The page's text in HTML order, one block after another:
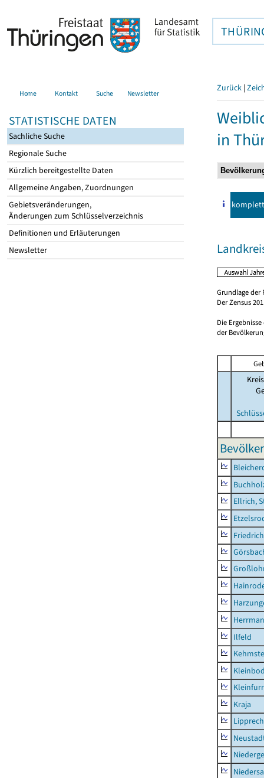
Home Kontakt Suche Newsletter
STATISTISCHE DATEN
Sachliche Suche
Regionale Suche
Kürzlich bereitgestellte Daten
Allgemeine Angaben, Zuordnungen
Gebietsveränderungen,
Änderungen zum Schlüsselverzeichnis
Definitionen und Erläuterungen
Newsletter
Zurück |
in
komplett
Grundlage der
Der Zensus
Die
der
Ellrich,
Ilfeld
Kraja